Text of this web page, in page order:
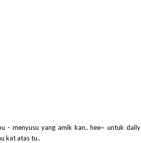
menyusu yang amik kan.. hee~ untuk daily
kat atas tu..